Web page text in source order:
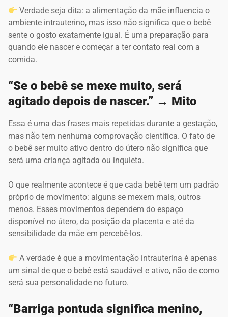
Verdade seja dita: a alimentação da mãe influencia o
ambiente intrauterino, mas isso não significa que o bebê
sente o gosto exatamente igual. É uma preparação para
quando ele nascer e começar a ter contato real com a
comida.
“Se o bebê se mexe muito, será
agitado depois de nascer.” → Mito
Essa é uma das frases mais repetidas durante a gestação,
mas não tem nenhuma comprovação científica. O fato de
o bebê ser muito ativo dentro do útero não significa que
será uma criança agitada ou inquieta.
O que realmente acontece é que cada bebê tem um padrão
próprio de movimento: alguns se mexem mais, outros
menos. Esses movimentos dependem do espaço
disponível no útero, da posição da placenta e até da
sensibilidade da mãe em percebê-los.
A verdade é que a movimentação intrauterina é apenas
um sinal de que o bebê está saudável e ativo, não de como
será sua personalidade no futuro.
“Barriga pontuda significa menino,